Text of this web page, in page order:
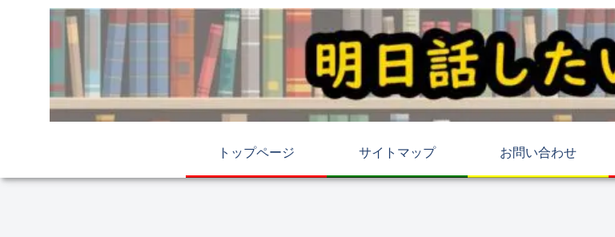
トップページ サイトマップ お問い合わせ